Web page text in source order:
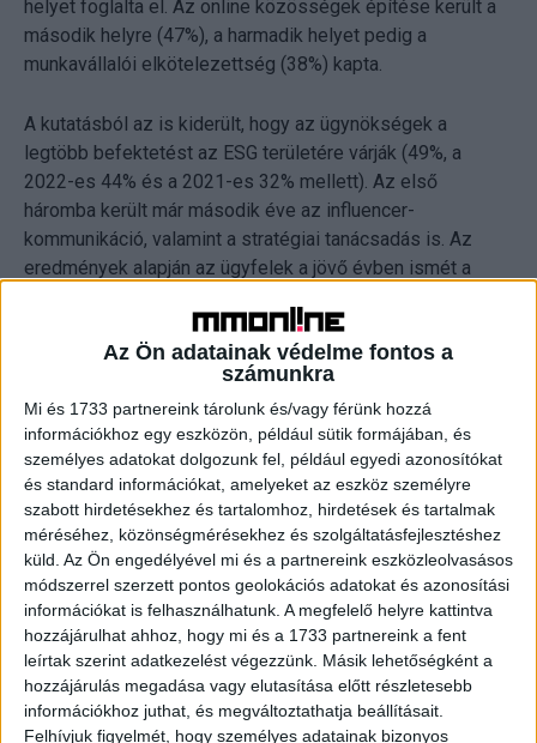
Az Ön adatainak védelme fontos a
számunkra
Mi és 1733 partnereink tárolunk és/vagy férünk hozzá
információkhoz egy eszközön, például sütik formájában, és
személyes adatokat dolgozunk fel, például egyedi azonosítókat
és standard információkat, amelyeket az eszköz személyre
szabott hirdetésekhez és tartalomhoz, hirdetések és tartalmak
méréséhez, közönségmérésekhez és szolgáltatásfejlesztéshez
küld. Az Ön engedélyével mi és a partnereink eszközleolvasásos
módszerrel szerzett pontos geolokációs adatokat és azonosítási
információkat is felhasználhatunk. A megfelelő helyre kattintva
hozzájárulhat ahhoz, hogy mi és a 1733 partnereink a fent
leírtak szerint adatkezelést végezzünk. Másik lehetőségként a
hozzájárulás megadása vagy elutasítása előtt részletesebb
információkhoz juthat, és megváltoztathatja beállításait.
Felhívjuk figyelmét, hogy személyes adatainak bizonyos
helyet foglalta el. Az online közösségek építése került a
második helyre (47%), a harmadik helyet pedig a
munkavállalói elkötelezettség (38%) kapta.
A kutatásból az is kiderült, hogy az ügynökségek a
legtöbb befektetést az ESG területére várják (49%, a
2022-es 44% és a 2021-es 32% mellett). Az első
háromba került már második éve az influencer-
kommunikáció, valamint a stratégiai tanácsadás is. Az
eredmények alapján az ügyfelek a jövő évben ismét a
előtérbe (69%), ugyanis az idei felmérésben első
alkalommal mind a hét régióban ezt azonosították a
legfontosabb társadalmi kérdésként az ügyfelek
szempontjából.
A top 3 kihívás között legtöbbször az általános gazdasági
körülményeket említették (42%), az ügyféloldali
forráshiány (szintén 42%) mellett. A fennálló kihívások
ellenére a globális PR-szervezetek 96%-a számít
növekedésre öt éven belül. A szereplők a PR-piac
helyzetét is pozitívan ítélték meg, 2024-re a növekedési
esélyt tízes skálán átlagosan 7,0-ra értékelték. A
megkérdezett vezetők szintén jövedelmező évre
számítanak (6,2), bár ez a 2022-es 7,0-s előrejelzéshez
képest érzékelhető visszaesést jelent.